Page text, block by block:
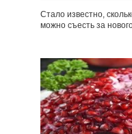
Стало известно,
можно съесть за